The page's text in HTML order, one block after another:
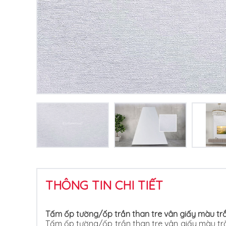
THÔNG TIN CHI TIẾT
Tấm ốp tường/ốp trần than tre vân giấy màu
Tấm ốp tường/ốp trần than tre vân giấy màu